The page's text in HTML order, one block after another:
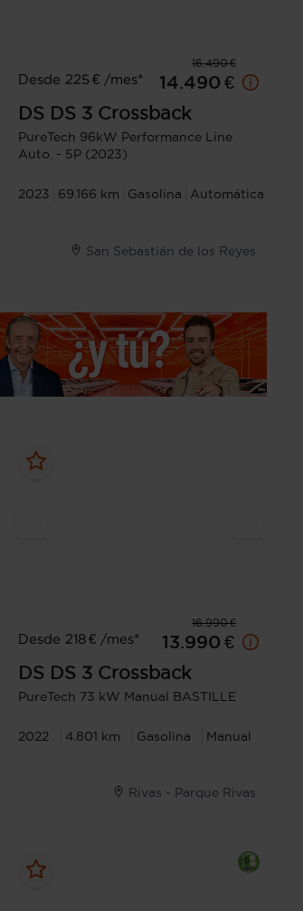
16.490 €
Desde 225 € /mes*
14.490 €
DS DS 3 Crossback
PureTech 96kW Performance Line
Auto. - 5P (2023)
2023 69.166 km Gasolina Automática
San Sebastián de los Reyes
16.990 €
Desde 218 € /mes*
13.990 €
DS DS 3 Crossback
PureTech 73 kW Manual BASTILLE
2022 4.801 km Gasolina Manual
Rivas - Parque Rivas